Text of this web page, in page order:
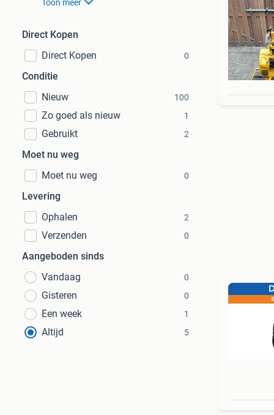
Toon meer
Direct Kopen
Direct Kopen
0
Conditie
Nieuw
100
Zo goed als nieuw 1
Gebruikt 2
Moet nu weg
Moet nu weg
0
Levering
Ophalen
2
Verzenden 0
Aangeboden sinds
Vandaag
0
Gisteren 0
Een week 1
Altijd 5